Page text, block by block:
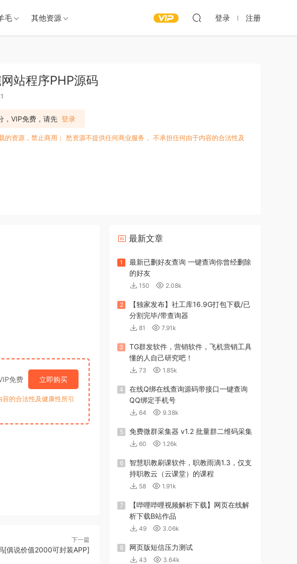
毛 其他资源 登录 注册
站程序PHP源码
，VIP免费，请先 登录
的资源，禁止商用； 愁资源不提供任何商业服务， 不承担任何由于内容的合法性及
免费 立即购买
的合法性及健康性所引
下一篇
[俱说价值2000可封装APP]
最新文章
1
最新已删好友查询 一键查询你曾经删除
的好友
150 2.08k
2
【独家发布】社工库16.9G打包下载/已
分割完毕/带查询器
81 7.91k
3
TG群发软件，营销软件，飞机营销工具
懂的人自己研究吧！
73 1.85k
4
在线Q绑在线查询源码带接口一键查询
QQ绑定手机号
64 9.38k
5 免费微群采集器 v1.2 批量群二维码采集
60 1.26k
6
智慧职教刷课软件，职教雨滴1.3，仅支
持职教云（云课堂）的课程
58 1.91k
7
【哔哩哔哩视频解析下载】网页在线解
析下载B站作品
49 3.06k
8 网页版短信压力测试
43 3.64k